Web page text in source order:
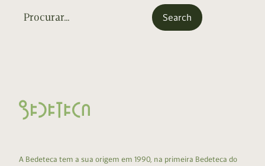
A Bedeteca tem a sua origem em 1990, na primeira Bedeteca do